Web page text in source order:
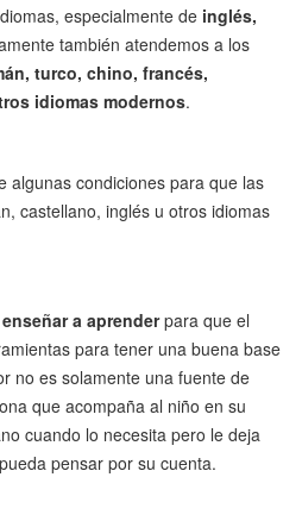
especialmente de inglés,
también atendemos a los
turco, chino, francés,
idiomas modernos.
algunas condiciones para que las
castellano, inglés u otros idiomas
enseñar a aprenderpara que el
para tener una buena base
no es solamente una fuente de
que acompaña al niño en su
cuando lo necesita pero le deja
pensar por su cuenta.